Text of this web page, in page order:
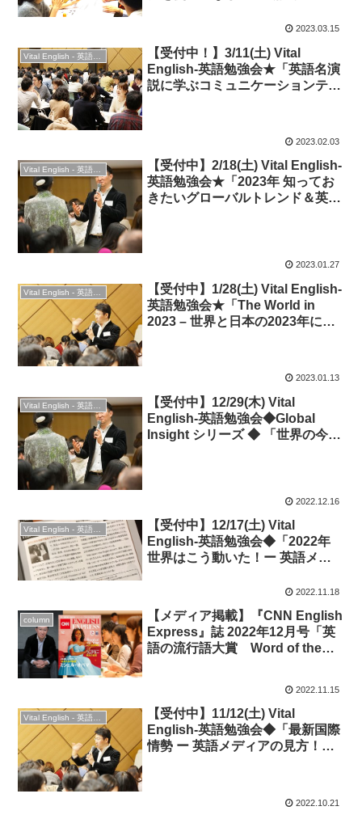
2023.03.15
Vital English - 英語勉強会
【受付中！】3/11(土) Vital
English-英語勉強会★「英語名演
説に学ぶコミュニケーションテク
2023.02.03
Vital English - 英語勉強会
【受付中】2/18(土) Vital English-
英語勉強会★「2023年 知ってお
きたいグローバルトレンド＆英語
2023.01.27
Vital English - 英語勉強会
【受付中】1/28(土) Vital English-
英語勉強会★「The World in
2023 – 世界と日本の2023年には
2023.01.13
Vital English - 英語勉強会
【受付中】12/29(木) Vital
English-英語勉強会◆Global
Insight シリーズ ◆ 「世界の今を
2022.12.16
Vital English - 英語勉強会
【受付中】12/17(土) Vital
English-英語勉強会◆「2022年
世界はこう動いた！ー 英語メデ
2022.11.18
column
【メディア掲載】『CNN English
Express』誌 2022年12月号「英
語の流行語大賞 Word of the
2022.11.15
Vital English - 英語勉強会
【受付中】11/12(土) Vital
English-英語勉強会◆「最新国際
情勢 ー 英語メディアの見方！米
2022.10.21